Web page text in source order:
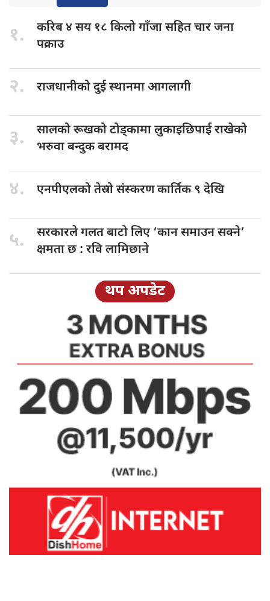
१. करिब ४ सय १८ किलो गाँजा सहित चार जना
पक्राउ
२. राजधानीको दुईस्थानमा आगलागी
३. सालको रूखकोटोड्कामा लुकाइछिपाई राखेको
भरुवा बन्दुक बरामद
४. एनपीएलको तेस्रोसंस्करण कार्तिक ९ देखि
५. सरकारले गलतबाटो लिए ‘कान समाउन सक्ने’
क्षमता छ : रवि लामिछाने
थप अपडेट